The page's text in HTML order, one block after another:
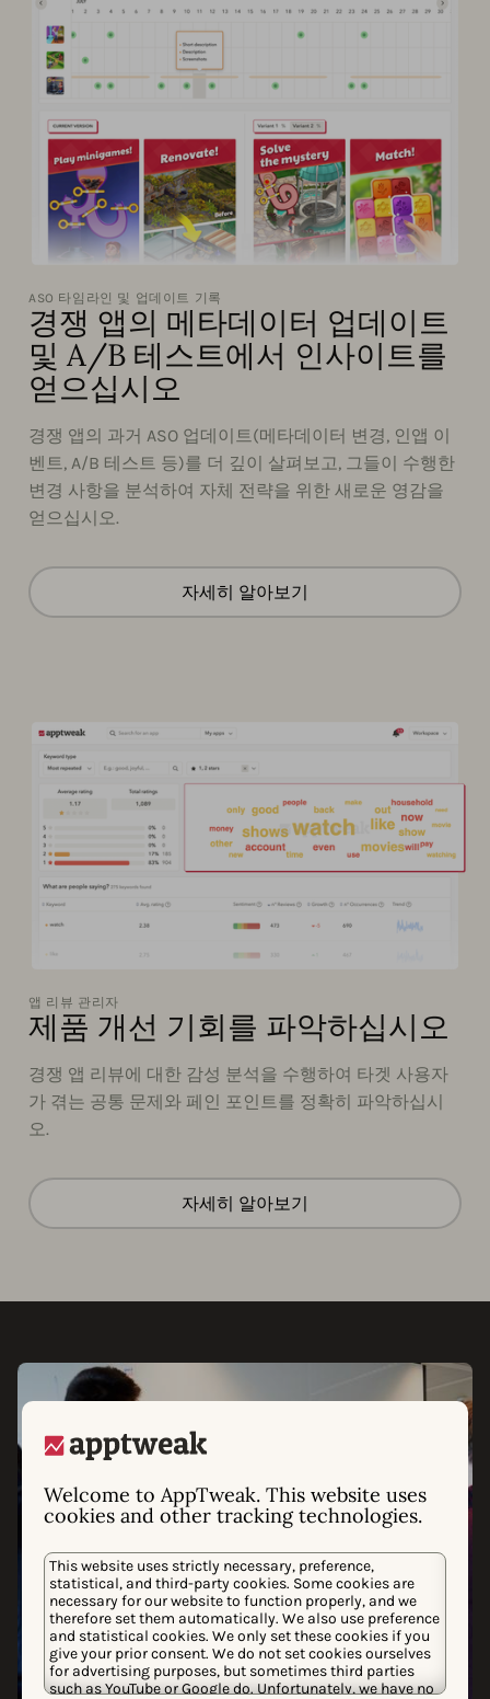
Welcome to AppTweak. This website uses
cookies and other tracking technologies.
This website uses strictly necessary, preference,
statistical, and third-party cookies. Some cookies are
necessary for our website to function properly, and we
therefore set them automatically. We also use preference
and statistical cookies. We only set these cookies if you
give your prior consent. We do not set cookies ourselves
for advertising purposes, but sometimes third parties
such as YouTube or Google do. Unfortunately, we have no
ASO 타임라인 및 업데이트 기록
경쟁 앱의 메타데이터 업데이트
및 A/B 테스트에서 인사이트를
얻으십시오
경쟁 앱의 과거 ASO 업데이트(메타데이터 변경, 인앱 이
벤트, A/B 테스트 등)를 더 깊이 살펴보고, 그들이 수행한
변경 사항을 분석하여 자체 전략을 위한 새로운 영감을
얻으십시오.
자세히 알아보기
앱 리뷰 관리자
제품 개선 기회를 파악하십시오
경쟁 앱 리뷰에 대한 감성 분석을 수행하여 타겟 사용자
가 겪는 공통 문제와 페인 포인트를 정확히 파악하십시
오.
자세히 알아보기